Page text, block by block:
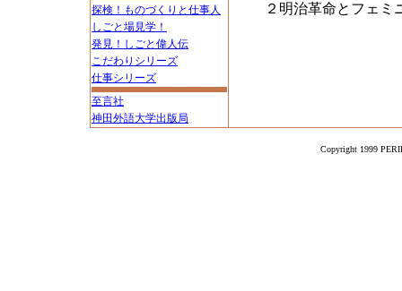
探検！ものづくりと仕事人
しごと場見学！
発見！しごと偉人伝
こだわりシリーズ
仕事シリーズ
至言社
神田外語大学出版局
２明治革命とフェミ
Copyright 1999